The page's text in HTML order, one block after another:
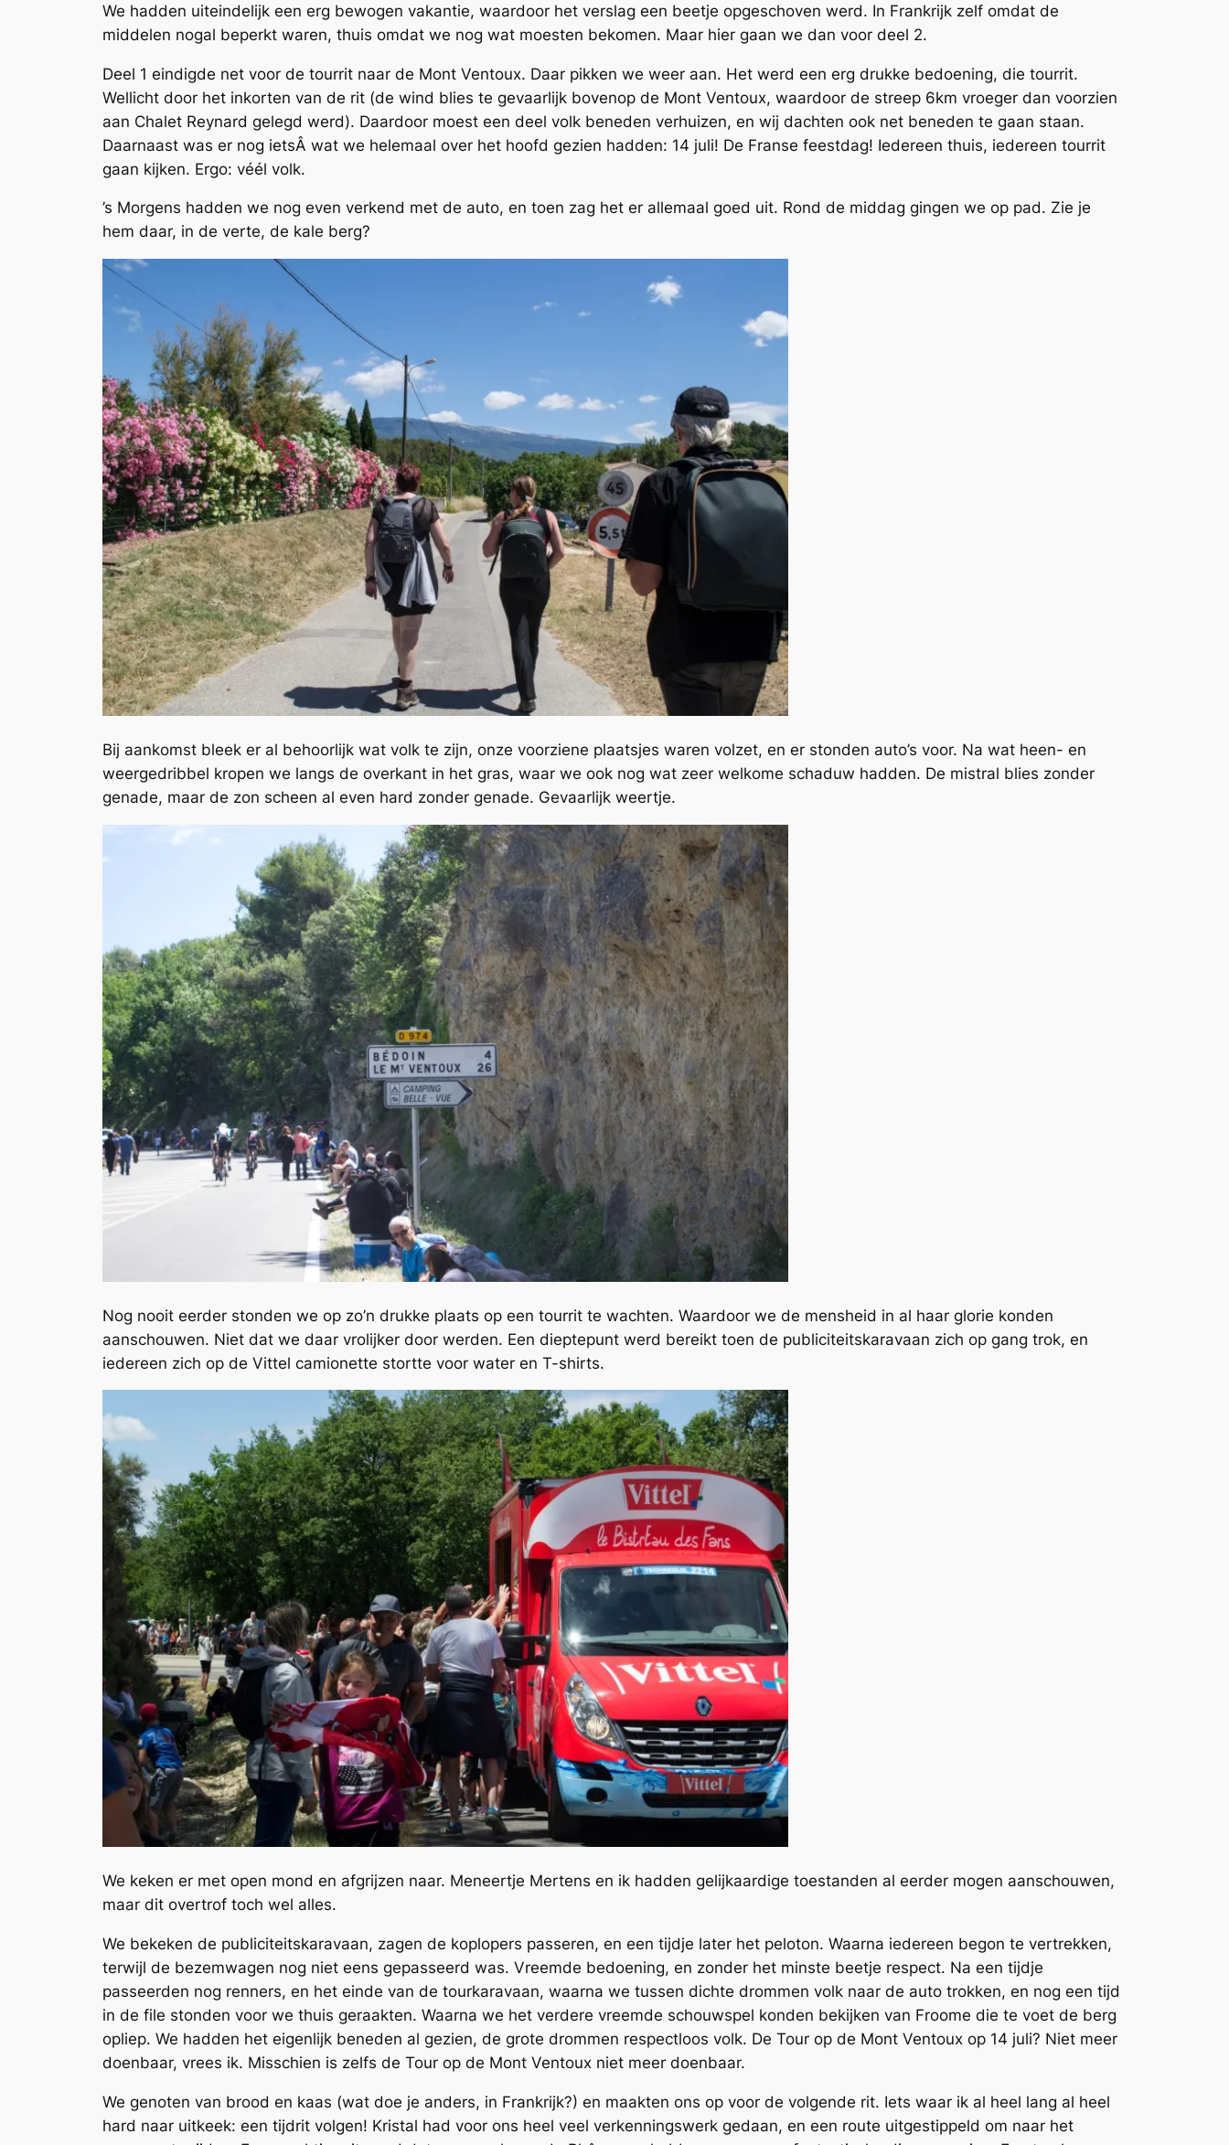
We hadden uiteindelijk een erg bewogen vakantie, waardoor het verslag een beetje opgeschoven werd. In Frankrijk zelf omdat de
middelen nogal beperkt waren, thuis omdat we nog wat moesten bekomen. Maar hier gaan we dan voor deel 2.
Deel 1 eindigde net voor de tourrit naar de Mont Ventoux. Daar pikken we weer aan. Het werd een erg drukke bedoening, die tourrit.
Wellicht door het inkorten van de rit (de wind blies te gevaarlijk bovenop de Mont Ventoux, waardoor de streep 6km vroeger dan voorzien
aan Chalet Reynard gelegd werd). Daardoor moest een deel volk beneden verhuizen, en wij dachten ook net beneden te gaan staan.
Daarnaast was er nog ietsÂ wat we helemaal over het hoofd gezien hadden: 14 juli! De Franse feestdag! Iedereen thuis, iedereen tourrit
gaan kijken. Ergo: véél volk.
’s Morgens hadden we nog even verkend met de auto, en toen zag het er allemaal goed uit. Rond de middag gingen we op pad. Zie je
hem daar, in de verte, de kale berg?
Bij aankomst bleek er al behoorlijk wat volk te zijn, onze voorziene plaatsjes waren volzet, en er stonden auto’s voor. Na wat heen- en
weergedribbel kropen we langs de overkant in het gras, waar we ook nog wat zeer welkome schaduw hadden. De mistral blies zonder
genade, maar de zon scheen al even hard zonder genade. Gevaarlijk weertje.
Nog nooit eerder stonden we op zo’n drukke plaats op een tourrit te wachten. Waardoor we de mensheid in al haar glorie konden
aanschouwen. Niet dat we daar vrolijker door werden. Een dieptepunt werd bereikt toen de publiciteitskaravaan zich op gang trok, en
iedereen zich op de Vittel camionette stortte voor water en T-shirts.
We keken er met open mond en afgrijzen naar. Meneertje Mertens en ik hadden gelijkaardige toestanden al eerder mogen aanschouwen,
maar dit overtrof toch wel alles.
We bekeken de publiciteitskaravaan, zagen de koplopers passeren, en een tijdje later het peloton. Waarna iedereen begon te vertrekken,
terwijl de bezemwagen nog niet eens gepasseerd was. Vreemde bedoening, en zonder het minste beetje respect. Na een tijdje
passeerden nog renners, en het einde van de tourkaravaan, waarna we tussen dichte drommen volk naar de auto trokken, en nog een tijd
in de file stonden voor we thuis geraakten. Waarna we het verdere vreemde schouwspel konden bekijken van Froome die te voet de berg
opliep. We hadden het eigenlijk beneden al gezien, de grote drommen respectloos volk. De Tour op de Mont Ventoux op 14 juli? Niet meer
doenbaar, vrees ik. Misschien is zelfs de Tour op de Mont Ventoux niet meer doenbaar.
We genoten van brood en kaas (wat doe je anders, in Frankrijk?) en maakten ons op voor de volgende rit. Iets waar ik al heel lang al heel
hard naar uitkeek: een tijdrit volgen! Kristal had voor ons heel veel verkenningswerk gedaan, en een route uitgestippeld om naar het